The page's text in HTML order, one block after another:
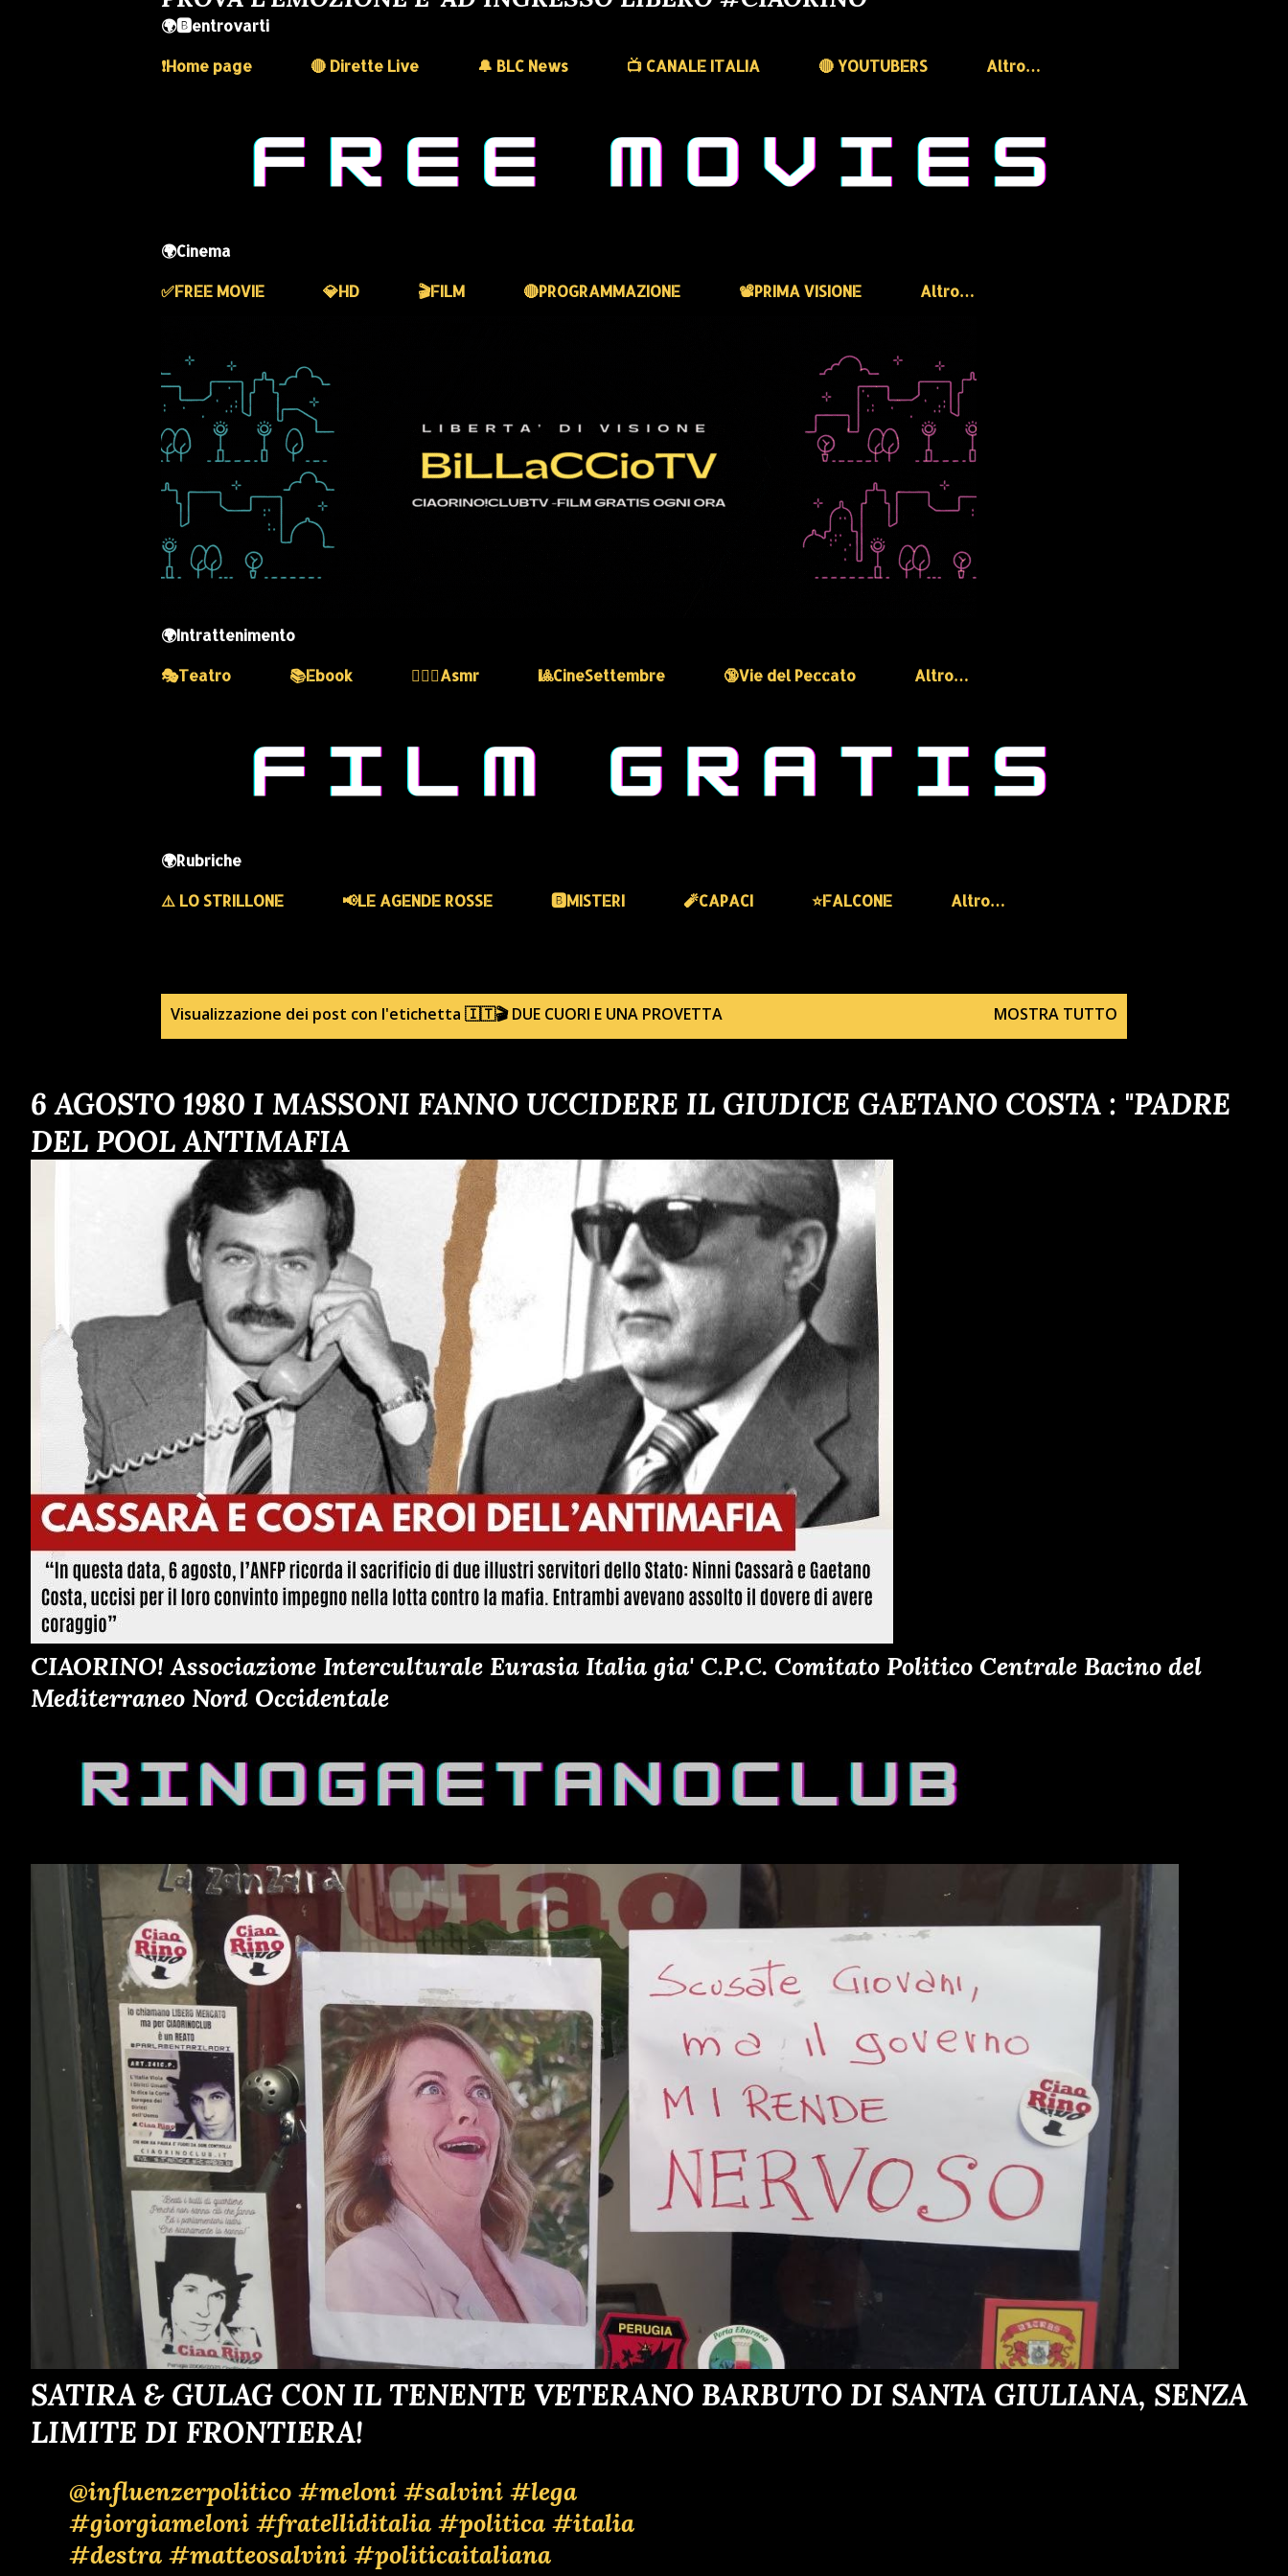
🌍🅱️entrovarti
❗️Home page
🔴 Dirette Live 🔔 BLC News 📺 CANALE ITALIA 🔴 YOUTUBERS Altro…
🌍Cinema
✅️FREE MOVIE
💎HD 🎬FILM 🔴PROGRAMMAZIONE 📽️PRIMA VISIONE Altro…
🌍Intrattenimento
🎭Teatro
📚Ebook 💆🏻‍♀️Asmr 🎱CineSettembre 🔞Vie del Peccato Altro…
🌍Rubriche
⚠️ LO STRILLONE
📢LE AGENDE ROSSE 🅱️MISTERI 🧨CAPACI ⭐️FALCONE Altro…
s
t
Visualizzazione dei post con l'etichetta 🇮🇹🎬 DUE CUORI E UNA PROVETTA MOSTRA TUTTO
6 AGOSTO 1980 I MASSONI FANNO UCCIDERE IL GIUDICE GAETANO COSTA : "PADRE
DEL POOL ANTIMAFIA
CIAORINO! Associazione Interculturale Eurasia Italia gia' C.P.C. Comitato Politico Centrale Bacino del
Mediterraneo Nord Occidentale
SATIRA & GULAG CON IL TENENTE VETERANO BARBUTO DI SANTA GIULIANA, SENZA
LIMITE DI FRONTIERA!
@influenzerpolitico #meloni #salvini #lega
#giorgiameloni #fratelliditalia #politica #italia
#destra #matteosalvini #politicaitaliana